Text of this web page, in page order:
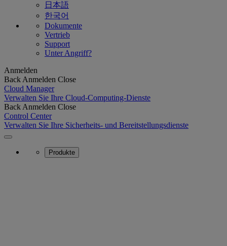
日本語
한국어
Dokumente
Vertrieb
Support
Unter Angriff?
Anmelden
Back Anmelden Close
Cloud Manager
Verwalten Sie Ihre Cloud-Computing-Dienste
Back Anmelden Close
Control Center
Verwalten Sie Ihre Sicherheits- und Bereitstellungsdienste
Produkte